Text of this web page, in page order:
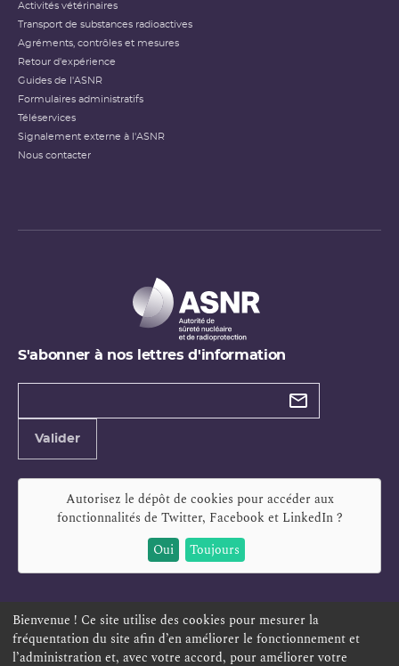
Activités vétérinaires
Transport de substances radioactives
Agréments, contrôles et mesures
Retour d'expérience
Guides de l'ASNR
Formulaires administratifs
Téléservices
Signalement externe à l'ASNR
Nous contacter
S'abonner à nos lettres d'information
Types de
Valider
Autorisez le dépôt de cookies pour accéder aux
fonctionnalités de Twitter, Facebook et LinkedIn?
Oui
Toujours
ESPACE PERSONNEL OFFRES D'EMPLOI SIGNALEMENT
Bienvenue ! Ce site utilise des cookies pour mesurer la
fréquentation du site afin d’en améliorer le fonctionnement et
l’administration et, avec votre accord, pour améliorer votre